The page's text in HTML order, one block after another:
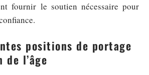
fournir le soutien nécessaire pour
positions de portage
l’âge